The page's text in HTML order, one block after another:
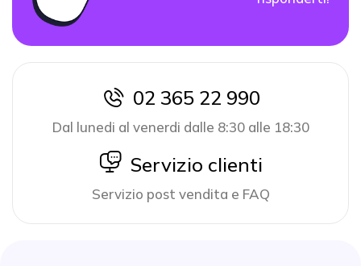
icon
02 365 22 990
Dal lunedi al venerdi dalle 8:30 alle 18:30
icon
Servizio clienti
Servizio post vendita e FAQ